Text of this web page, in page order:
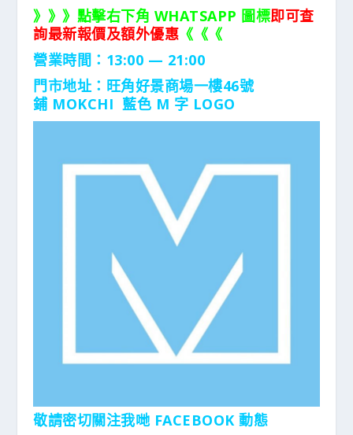
》》》點擊右下角 WHATSAPP 圖標即可查
詢最新報價及額外優惠 《《《
營業時間：13:00 — 21:00
門市地址： 旺角好景商場一樓46號
鋪 MOKCHI 藍色 M 字 LOGO
敬請密切關注我哋 FACEBOOK 動態